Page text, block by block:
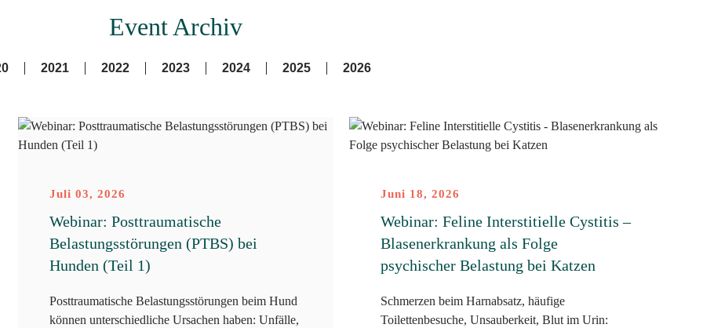
Event Archiv
2021 2022 2023 2024 2025 2026
Juli 03, 2026
Webinar: Posttraumatische
Belastungsstörungen (PTBS) bei
Hunden (Teil 1)
Posttraumatische Belastungsstörungen beim Hund
können unterschiedliche Ursachen haben: Unfälle,
Juni 18, 2026
Webinar: Feline Interstitielle Cystitis –
Blasenerkrankung als Folge
psychischer Belastung bei Katzen
Schmerzen beim Harnabsatz, häufige
Toilettenbesuche, Unsauberkeit, Blut im Urin: